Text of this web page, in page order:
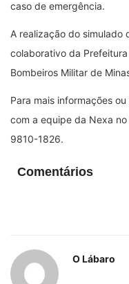
caso de emergência.
A realização do simulado
colaborativo da
Bombeiros Militar de
Para mais informações
com a equipe da Nexa
9810-1826.
Comentários
O Lábaro